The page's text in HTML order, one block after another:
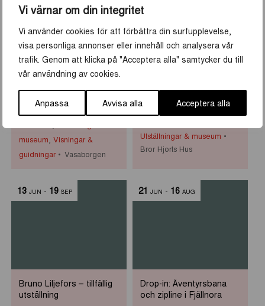
Vi värnar om din integritet
Vi använder cookies för att förbättra din surfupplevelse,
visa personliga annonser eller innehåll och analysera vår
trafik. Genom att klicka på "Acceptera alla" samtycker du till
vår användning av cookies.
Anpassa Avvisa alla Acceptera alla
Historiska visningar i
Vasaborgen
museum, Visningar &
guidningar
Vasaborgen
Primus Mortimer
Pettersson på Bror
Hjorts Hus
Utställningar & museum
Bror Hjorts Hus
13 JUN - 19 SEP
Bruno Liljefors – tillfällig
utställning
21 JUN - 16 AUG
Drop-in: Äventyrsbana
och zipline i Fjällnora